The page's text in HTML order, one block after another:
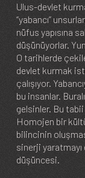
Ulus-devlet
“yabancı”
nüfus yapısına
düşünüyorlar.
O tarihlerde
devlet kurmak
çalışıyor.
bu insanlar.
gelsinler. Bu
Homojen bir
bilincinin
sinerji
düşüncesi.